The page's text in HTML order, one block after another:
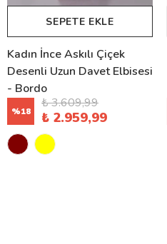
SEPETE EKLE
Kadın İnce Askılı Çiçek
Desenli Uzun Davet Elbisesi
- Bordo
%18
₺ 3.609,99
₺ 2.959,99